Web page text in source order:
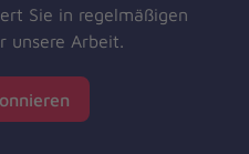
Sie in regelmäßigen
unsere Arbeit.